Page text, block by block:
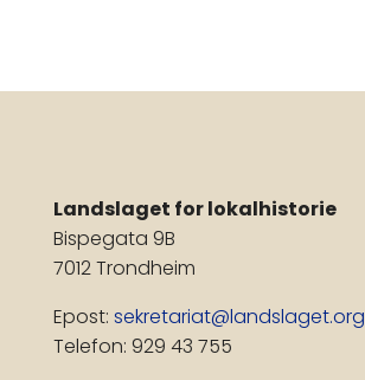
Landslaget for lokalhistorie
Bispegata 9B
7012 Trondheim
Epost: sekretariat@landslaget.org
Telefon: 929 43 755